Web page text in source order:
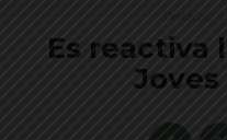
Es reactiva
Joves